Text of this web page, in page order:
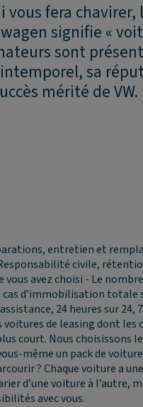
fera
signifie «
sont
sa
mérité de VW.
entretien et
civile,
vous avez choisi - Le
d’immobilisation
24 heures sur
de leasing dont
court. Nous choisissons
même un pack de
?Chaque voiture a
d’une voiture à
avec vous.